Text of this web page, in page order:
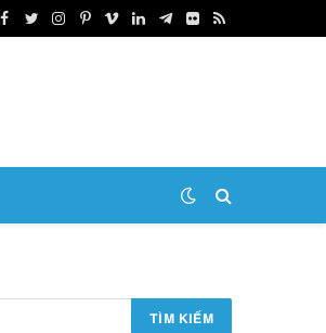
Facebook
TwitterInstagram
Pinterest
VimeoLinkedInTelegram
FlickrRSS